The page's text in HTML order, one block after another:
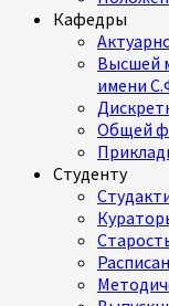
Кафедры
Высшей
имени
Общей
Студенту